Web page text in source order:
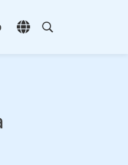
Abrir seletor de
Abrir pesquisa